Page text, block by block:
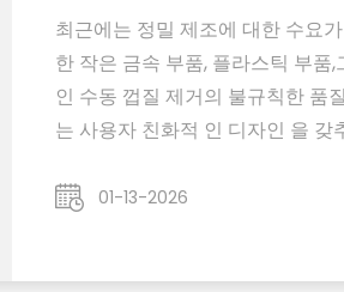
최근에는 정밀 제조에 대한 수요
한 작은 금속 부품, 플라스틱 부품
인 수동 껍질 제거의 불규칙한 품
는 사용자 친화적 인 디자인 을
스템이 장착되어 있습니다., 운영
01-13-2026